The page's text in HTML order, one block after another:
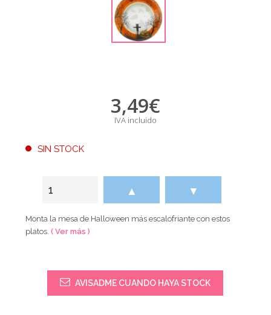
3,49€
IVA incluido
SIN STOCK
▲ ▼
Monta la mesa de Halloween más escalofriante con estos
platos.( Ver más )
AVISADME CUANDO HAYA STOCK